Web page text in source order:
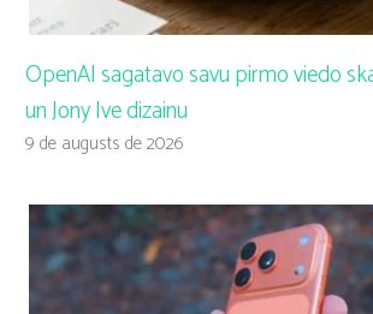
OpenAI sagatavo savu pirmo viedo
un Jony Ive dizainu
9 de augusts de 2026